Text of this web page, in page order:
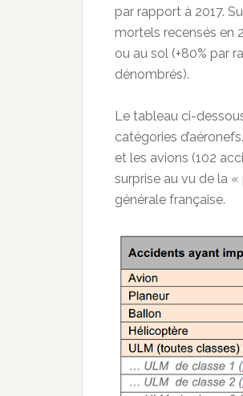
par rapport à 2017.
mortels recensés en
ou au sol (+80% par
dénombrés).
Le tableau ci-
catégories
et les avions (102
surprise au vu de la
générale française.